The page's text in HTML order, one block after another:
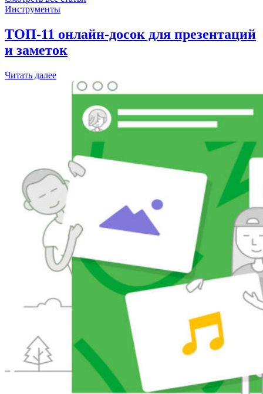
Инструменты
ТОП-11 онлайн-досок для презентаций
и заметок
Читать далее